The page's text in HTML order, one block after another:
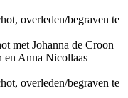
overleden/begraven te
met Johanna de Croon
en Anna Nicollaas
overleden/begraven te